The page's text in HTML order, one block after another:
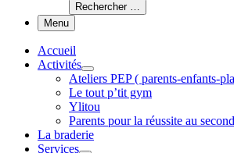
Rechercher …
Menu
Accueil
Activités
Ateliers PEP ( parents-enfants-
Le tout p’tit gym
Ylitou
Parents pour la réussite au
La braderie
Services